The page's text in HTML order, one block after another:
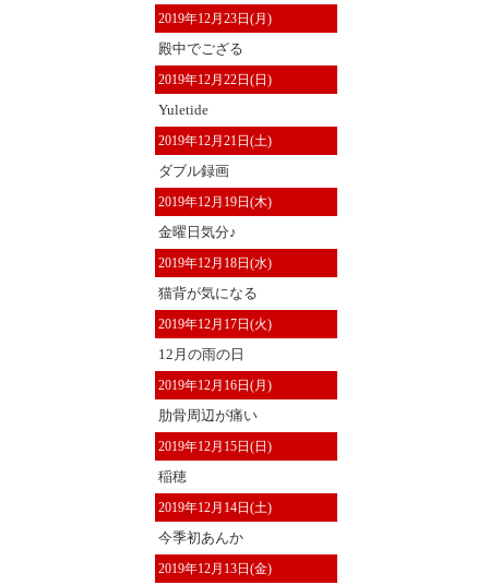
2019年12月23日(月)
殿中でござる
2019年12月22日(日)
Yuletide
2019年12月21日(土)
ダブル録画
2019年12月19日(木)
金曜日気分♪
2019年12月18日(水)
猫背が気になる
2019年12月17日(火)
12月の雨の日
2019年12月16日(月)
肋骨周辺が痛い
2019年12月15日(日)
稲穂
2019年12月14日(土)
今季初あんか
2019年12月13日(金)